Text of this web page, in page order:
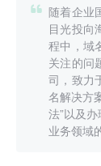
 随着企业
目光投向
程中，域
关注的问
司，致力
名解决方
法”以及
业务领域